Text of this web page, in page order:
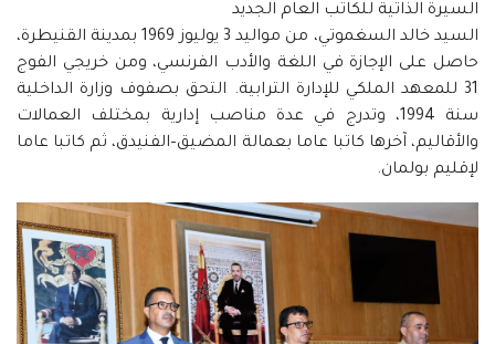
السيرة الذاتية للكاتب العام الجديد
السيد خالد السغموتي، من مواليد 3 يوليوز 1969 بمدينة القنيطرة،
حاصل على الإجازة في اللغة والأدب الفرنسي، ومن خريجي الفوج
31 للمعهد الملكي للإدارة الترابية. التحق بصفوف وزارة الداخلية
سنة 1994، وتدرج في عدة مناصب إدارية بمختلف العمالات
والأقاليم، آخرها كاتبا عاما بعمالة المضيق–الفنيدق، ثم كاتبا عاما
لإقليم بولمان.